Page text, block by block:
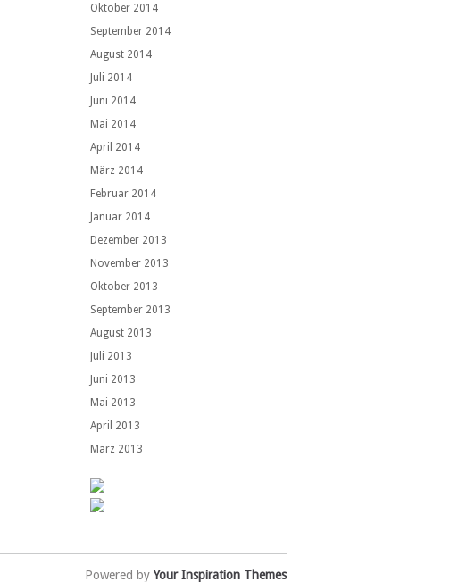
Oktober 2014
September 2014
August 2014
Juli 2014
Juni 2014
Mai 2014
April 2014
März 2014
Februar 2014
Januar 2014
Dezember 2013
November 2013
Oktober 2013
September 2013
August 2013
Juli 2013
Juni 2013
Mai 2013
April 2013
März 2013
Powered byYour Inspiration Themes